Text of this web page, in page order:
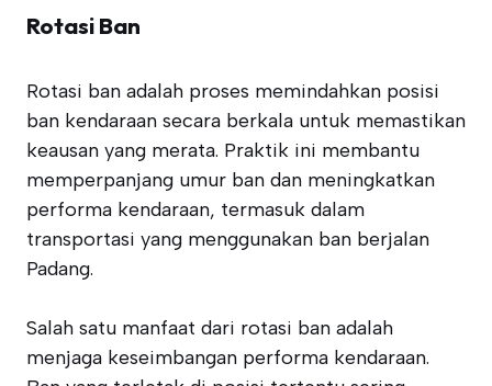
Rotasi Ban
Rotasi ban adalah proses memindahkan posisi
ban kendaraan secara berkala untuk memastikan
keausan yang merata. Praktik ini membantu
memperpanjang umur ban dan meningkatkan
performa kendaraan, termasuk dalam
transportasi yang menggunakan ban berjalan
Padang.
Salah satu manfaat dari rotasi ban adalah
menjaga keseimbangan performa kendaraan.